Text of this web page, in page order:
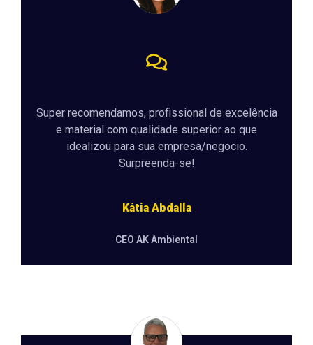
Super recomendamos, profissional de excelência
e material com qualidade superior ao que
idealizou para sua empresa/negocio.
Surpreenda-se!
Kátia Abdalla
CEO AK Ambiental